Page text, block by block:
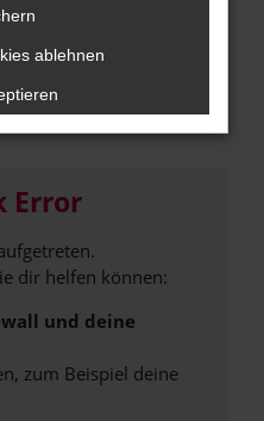
Error
dir helfen können:
und deine
zum Beispiel deine
ablehnen